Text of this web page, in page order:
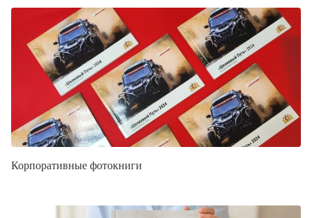
Корпоративные фотокниги